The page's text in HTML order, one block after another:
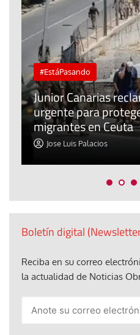
#EstáPasando
Junior Canarias
urgente para
migrantes en Ceuta
Jose Luis Palacios
Boletín digital
Reciba en su correo
la actualidad de Noticias